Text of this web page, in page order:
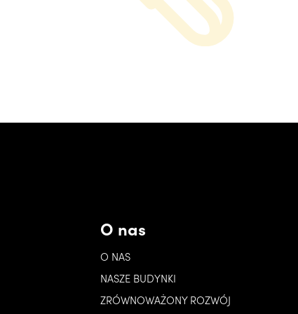
O nas
O NAS
NASZE BUDYNKI
ZRÓWNOWAŻONY ROZWÓJ